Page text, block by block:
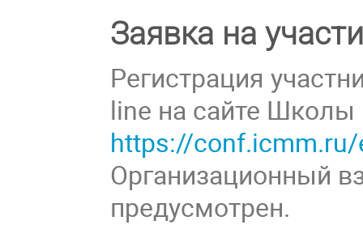
Заявка на
Регистрация
line на сайте Школы
https://
Организационный
предусмотрен.